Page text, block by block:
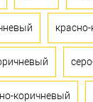
коричневый